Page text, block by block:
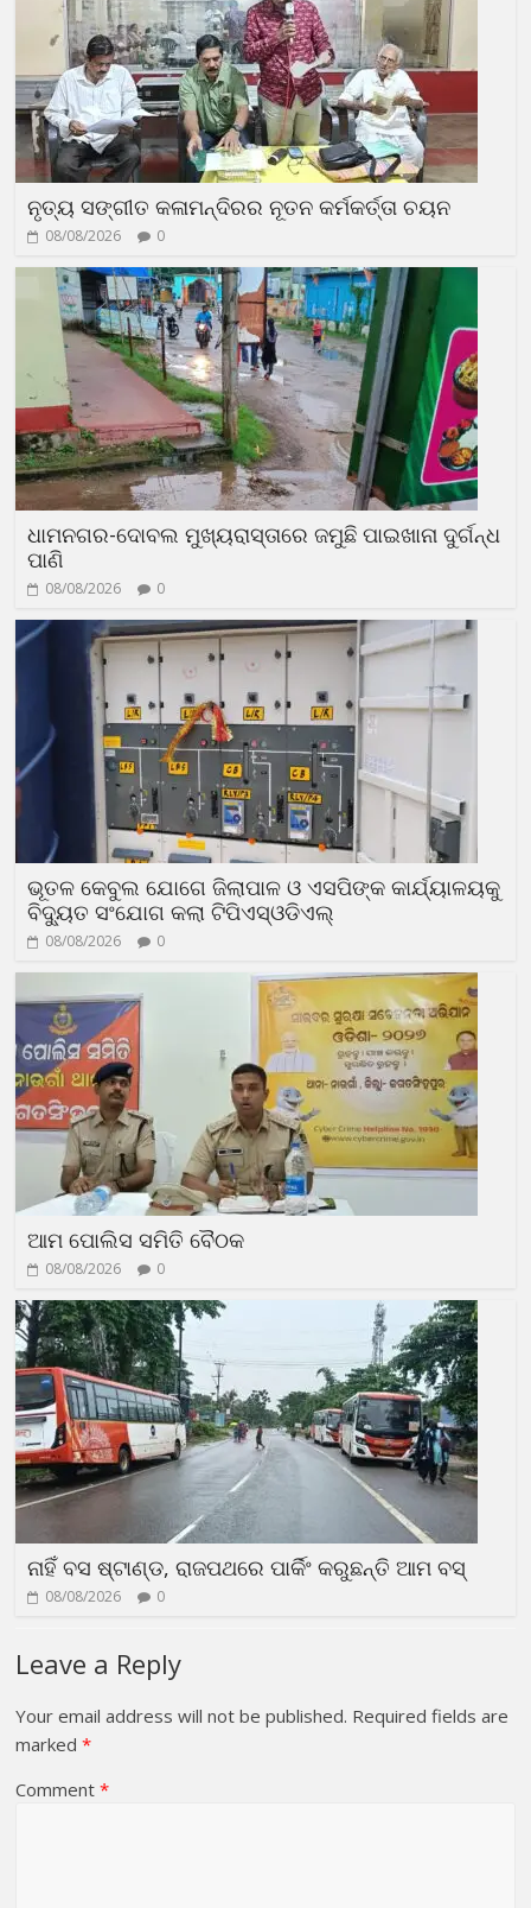
ନୃତ୍ୟ ସଙ୍ଗୀତ କଳାମନ୍ଦିରର ନୂତନ କର୍ମକର୍ତ୍ତା ଚୟନ
08/08/2026 0
ଧାମନଗର-ଦୋବଲ ମୁଖ୍ୟରାସ୍ତାରେ ଜମୁଛି ପାଇଖାନା ଦୁର୍ଗନ୍ଧ
ପାଣି
08/08/2026 0
ଭୂତଳ କେବୁଲ ଯୋଗେ ଜିଲାପାଳ ଓ ଏସପିଙ୍କ କାର୍ଯ୍ୟାଳୟକୁ
ବିଦ୍ୟୁତ ସଂଯୋଗ କଲା ଟିପିଏସ୍ଓଡିଏଲ୍
08/08/2026 0
ଆମ ପୋଲିସ ସମିତି ବୈଠକ
08/08/2026 0
ନାହିଁ ବସ ଷ୍ଟାଣ୍ଡ, ରାଜପଥରେ ପାର୍କିଂ କରୁଛନ୍ତି ଆମ ବସ୍
08/08/2026 0
Leave a Reply
Your email address will not be published. Required fields are
marked*
Comment*